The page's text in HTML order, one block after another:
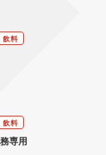
飲料
飲料
専用